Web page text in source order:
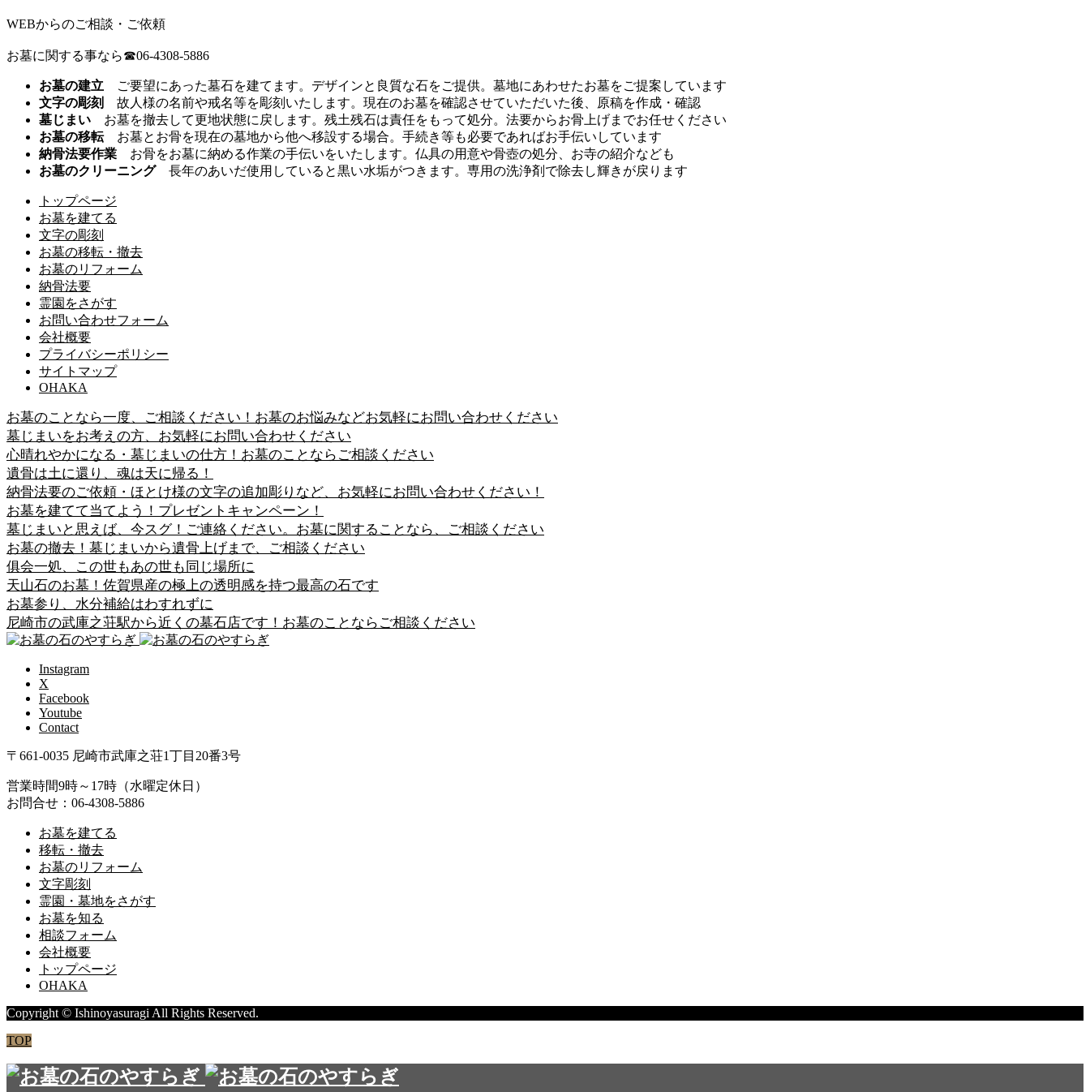
WEBからのご相談・ご依頼
お墓に関する事なら☎06-4308-5886
お墓の建立 ご要望にあった墓石を建てます。デザインと良質な石をご提供。墓地にあわせたお墓をご提案しています
文字の彫刻
故人様の名前や戒名等を彫刻いたします。現在のお墓を確認させていただいた後、原稿を作成・確認
墓じまい お墓を撤去して更地状態に戻します。残土残石は責任をもって処分。法要からお骨上げまでお任せください
お墓の移転お墓とお骨を現在の墓地から他へ移設する場合。手続き等も必要であればお手伝いしています
納骨法要作業 お骨をお墓に納める作業の手伝いをいたします。仏具の用意や骨壺の処分、お寺の紹介なども
お墓のクリーニング長年のあいだ使用していると黒い水垢がつきます。専用の洗浄剤で除去し輝きが戻ります
トップページ
お墓を建てる
文字の彫刻
お墓の移転・撤去
お墓のリフォーム
納骨法要
霊園をさがす
お問い合わせフォーム
会社概要
プライバシーポリシー
サイトマップ
OHAKA
お墓のことなら一度、ご相談ください！お墓のお悩みなどお気軽にお問い合わせください
墓じまいをお考えの方、お気軽にお問い合わせください
心晴れやかになる・墓じまいの仕方！お墓のことならご相談ください
遺骨は土に還り、魂は天に帰る！
納骨法要のご依頼・ほとけ様の文字の追加彫りなど、お気軽にお問い合わせください！
お墓を建てて当てよう！プレゼントキャンペーン！
墓じまいと思えば、今スグ！ご連絡ください。お墓に関することなら、ご相談ください
お墓の撤去！墓じまいから遺骨上げまで、ご相談ください
俱会一処、この世もあの世も同じ場所に
天山石のお墓！佐賀県産の極上の透明感を持つ最高の石です
お墓参り、水分補給はわすれずに
尼崎市の武庫之荘駅から近くの墓石店です！お墓のことならご相談ください
Instagram
X
Facebook
Youtube
Contact
〒661-0035 尼崎市武庫之荘1丁目20番3号
営業時間9時～17時（水曜定休日）
お問合せ：06-4308-5886
お墓を建てる
移転・撤去
お墓のリフォーム
文字彫刻
霊園・墓地をさがす
お墓を知る
相談フォーム
会社概要
トップページ
OHAKA
Copyright © Ishinoyasuragi All Rights Reserved.
TOP